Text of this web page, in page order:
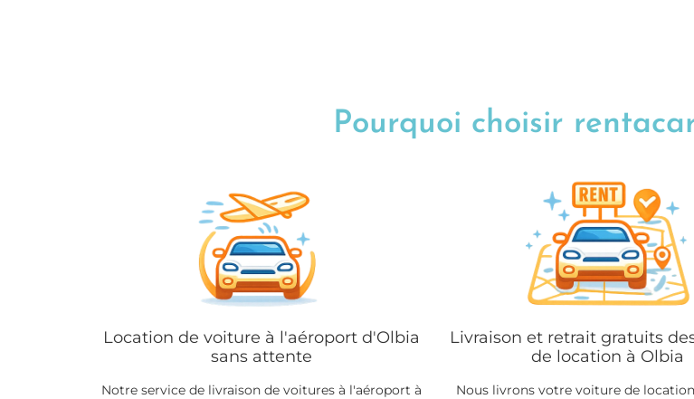
Pourquoi choisir
Location de voiture à l'aéroport d'Olbia
sans attente
Notre service de livraison de voitures à l'aéroport à
Livraison et retrait gratuits
de location à Olbia
Nous livrons votre voiture de